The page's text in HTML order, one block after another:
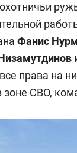
Фанис
права на
зоне СВО,
и ВТБ